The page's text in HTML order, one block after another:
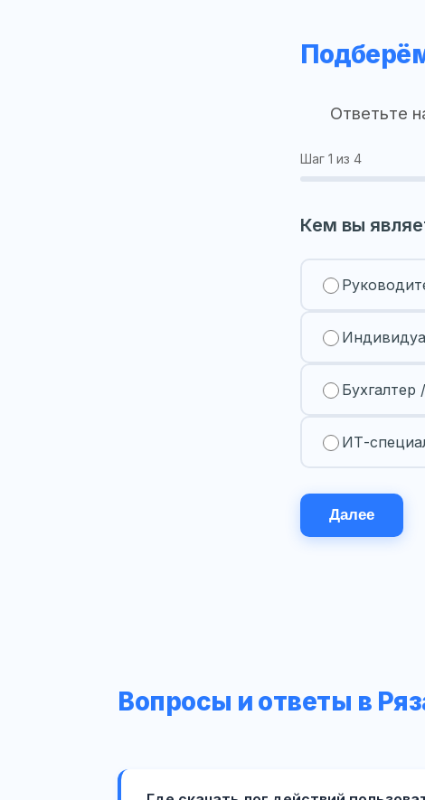
Ответьте
Шаг 1 из 4
Кем вы
Бухгалтер
ИТ-
Далее
Вопросы и ответы в